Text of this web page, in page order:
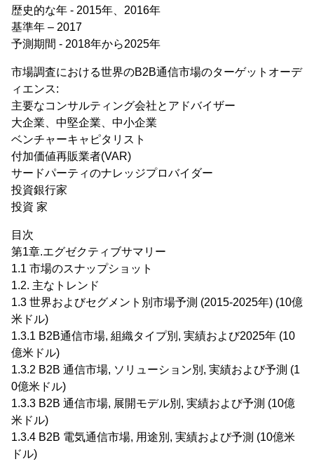
歴史的な年 - 2015年、2016年
基準年 – 2017
予測期間 - 2018年から2025年
市場調査における世界のB2B通信市場のターゲットオーデ
ィエンス:
主要なコンサルティング会社とアドバイザー
大企業、中堅企業、中小企業
ベンチャーキャピタリスト
付加価値再販業者(VAR)
サードパーティのナレッジプロバイダー
投資銀行家
投資 家
目次
第1章.エグゼクティブサマリー
1.1 市場のスナップショット
1.2. 主なトレンド
1.3 世界およびセグメント別市場予測 (2015-2025年) (10億
米ドル)
1.3.1 B2B通信市場, 組織タイプ別, 実績および2025年 (10
億米ドル)
1.3.2 B2B 通信市場, ソリューション別, 実績および予測 (1
0億米ドル)
1.3.3 B2B 通信市場, 展開モデル別, 実績および予測 (10億
米ドル)
1.3.4 B2B 電気通信市場, 用途別, 実績および予測 (10億米
ドル)